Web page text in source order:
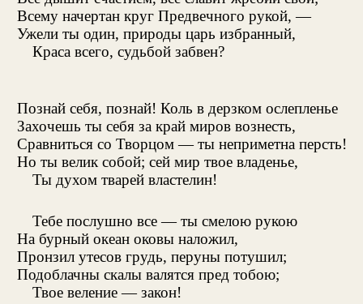
Всему начертан круг Предвечного рукой, —
Ужели ты один, природы царь избранный,
Краса всего, судьбой забвен?
Познай себя, познай! Коль в дерзком ослепленье
Захочешь ты себя за край миров вознесть,
Сравниться со Творцом — ты неприметна персть!
Но ты велик собой; сей мир твое владенье,
Ты духом тварей властелин!
Тебе послушно все — ты смелою рукою
На бурный океан оковы наложил,
Пронзил утесов грудь, перуны потушил;
Подоблачны скалы валятся пред тобою;
Твое веление — закон!